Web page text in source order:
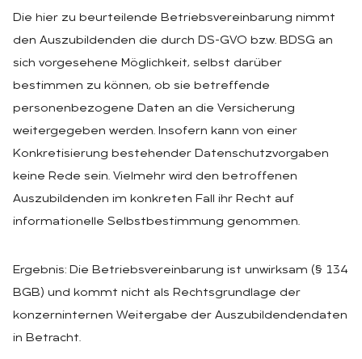
Die hier zu beurteilende Betriebsvereinbarung nimmt
den Auszubildenden die durch DS-GVO bzw. BDSG an
sich vorgesehene Möglichkeit, selbst darüber
bestimmen zu können, ob sie betreffende
personenbezogene Daten an die Versicherung
weitergegeben werden. Insofern kann von einer
Konkretisierung bestehender Datenschutzvorgaben
keine Rede sein. Vielmehr wird den betroffenen
Auszubildenden im konkreten Fall ihr Recht auf
informationelle Selbstbestimmung genommen.
Ergebnis: Die Betriebsvereinbarung ist unwirksam (§ 134
BGB) und kommt nicht als Rechtsgrundlage der
konzerninternen Weitergabe der Auszubildendendaten
in Betracht.